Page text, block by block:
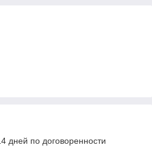
дней по договоренности